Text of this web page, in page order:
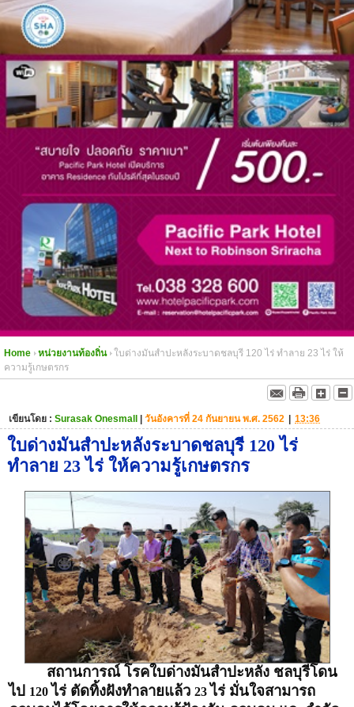
Home หน่วยงานท้องถิ่น
ใบด่างมันสำปะหลังระบาดชลบุรี 120 ไร่ ทำลาย 23 ไร่ ให้
ความรู้เกษตรกร
เขียนโดย : Surasak Onesmall | วันอังคารที่ 24 กันยายน พ.ศ. 2562 | 13:36
ใบด่างมันสำปะหลังระบาดชลบุรี 120 ไร่
ทำลาย 23 ไร่ ให้ความรู้เกษตรกร
สถานการณ์ โรคใบด่างมันสำปะหลัง ชลบุรีโดน
ไป 120 ไร่ ตัดทิ้งฝังทำลายแล้ว 23 ไร่ มั่นใจสามารถ